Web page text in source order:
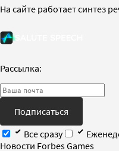
На сайте работает синтез
Рассылка:
Подписаться
Все сразу
Новости Forbes Games